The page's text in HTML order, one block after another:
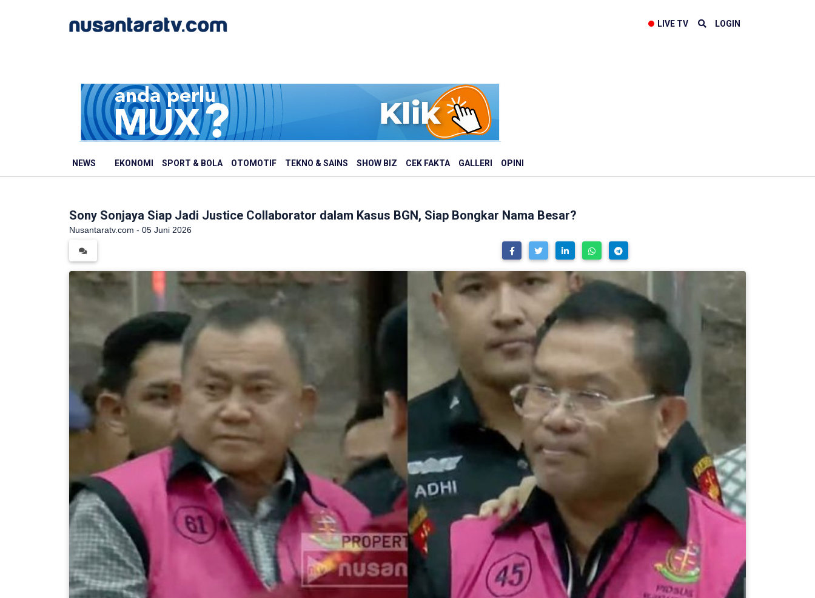
LIVE TV LOGIN
NEWS EKONOMI SPORT & BOLA OTOMOTIF TEKNO & SAINS SHOW BIZ CEK FAKTA GALLERI OPINI
Sony Sonjaya Siap Jadi Justice Collaborator dalam Kasus BGN, Siap Bongkar Nama Besar?
Nusantaratv.com - 05 Juni 2026